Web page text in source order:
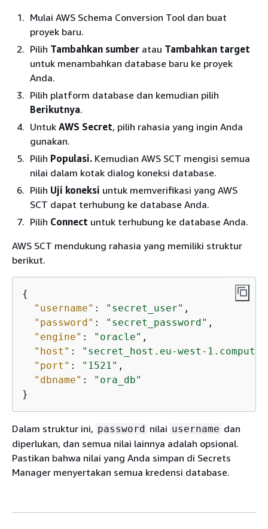
Mulai AWS Schema Conversion Tool dan buat
proyek baru.
Pilih Tambahkan sumber atau Tambahkan target
untuk menambahkan database baru ke proyek
Anda.
Pilih platform database dan kemudian pilih
Berikutnya.
Untuk AWS Secret, pilih rahasia yang ingin Anda
gunakan.
Pilih Populasi. Kemudian AWS SCT mengisi semua
nilai dalam kotak dialog koneksi database.
Pilih Uji koneksi untuk memverifikasi yang AWS
SCT dapat terhubung ke database Anda.
Pilih Connect untuk terhubung ke database Anda.
AWS SCT mendukung rahasia yang memiliki struktur
berikut.
{
"username" : "secret_user" ,
"password" : "secret_password" ,
"engine" : "oracle" ,
"host" :
"secret_host.eu-west-
"port" : "1521" ,
"dbname" :
"ora_db"
}
Dalam struktur ini, password nilai username dan
diperlukan, dan semua nilai lainnya adalah opsional.
Pastikan bahwa nilai yang Anda simpan di Secrets
Manager menyertakan semua kredensi database.